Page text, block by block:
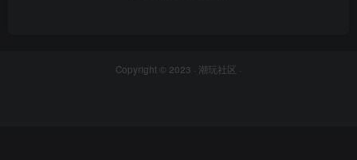
Copyright © 2023 · 潮玩社区 ·